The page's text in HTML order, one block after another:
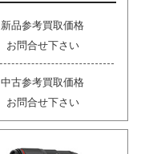
新品参考買取価格
お問合せ下さい
中古参考買取価格
お問合せ下さい